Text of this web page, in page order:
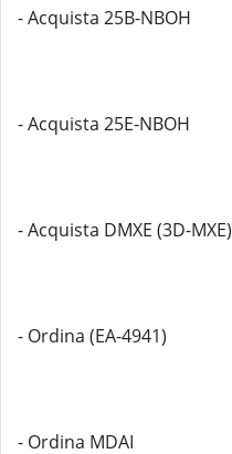
- Acquista 25B-NBOH
- Acquista 25E-NBOH
- Acquista DMXE (3D-MXE)
- Ordina (EA-4941)
- Ordina MDAI